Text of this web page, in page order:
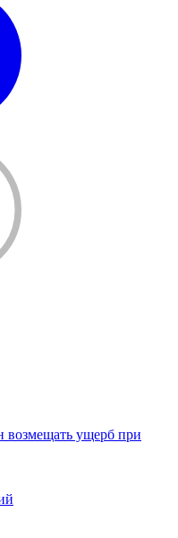
возмещать ущерб при